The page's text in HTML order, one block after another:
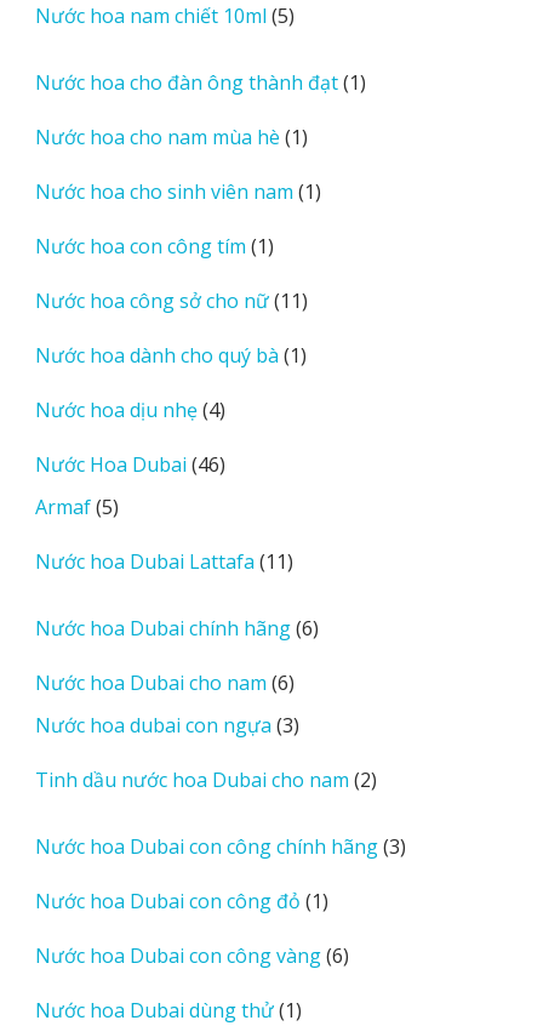
phẩm
Nước hoa nam chiết 10ml 55
phẩm
Nước hoa cho đàn ông thành đạt 11
Nước hoa cho nam mùa hè 11
phẩm
Nước hoa cho sinh viên nam 11
Nước hoa con công tím 11
phẩm
Nước hoa công sở cho nữ 1111
phẩm
Nước hoa dành cho quý bà 11
Nước hoa dịu nhẹ 44
phẩm
Nước Hoa Dubai 4646
Armaf 55
phẩm
Nước hoa Dubai Lattafa 1111
phẩm
Nước hoa Dubai chính hãng 66
Nước hoa Dubai cho nam 66
sản
phẩm
Nước hoa dubai con ngựa 33
phẩm
Tinh dầu nước hoa Dubai cho nam 22
phẩm
Nước hoa Dubai con công chính hãng 33
Nước hoa Dubai con công đỏ 11
phẩm
Nước hoa Dubai con công vàng 66
Nước hoa Dubai dùng thử 11